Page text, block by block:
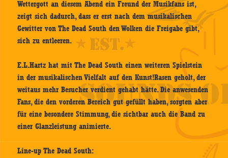
Wettergott an diesem Abend ein Freund der Musikfans ist,
zeigt sich dadurch, dass er erst nach dem musikalischen
Gewitter von The Dead South den Wolken die Freigabe gibt,
sich zu entleeren.
E.L.Hartz hat mit The Dead South einen weiteren Spielstein
in der musikalischen Vielfalt auf den Kunst!Rasen geholt, der
weitaus mehr Besucher verdient gehabt hätte. Die anwesenden
Fans, die den vorderen Bereich gut gefüllt haben, sorgten aber
für eine besondere Stimmung, die sichtbar auch die Band zu
einer Glanzleistung animierte.
Line-up The Dead South: